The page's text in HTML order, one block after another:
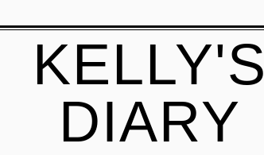
KELLY'S
DIARY